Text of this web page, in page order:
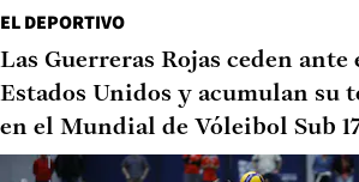
EL DEPORTIVO
Las Guerreras Rojas ceden
Estados Unidos y acumulan su
en el Mundial de Vóleibol Sub